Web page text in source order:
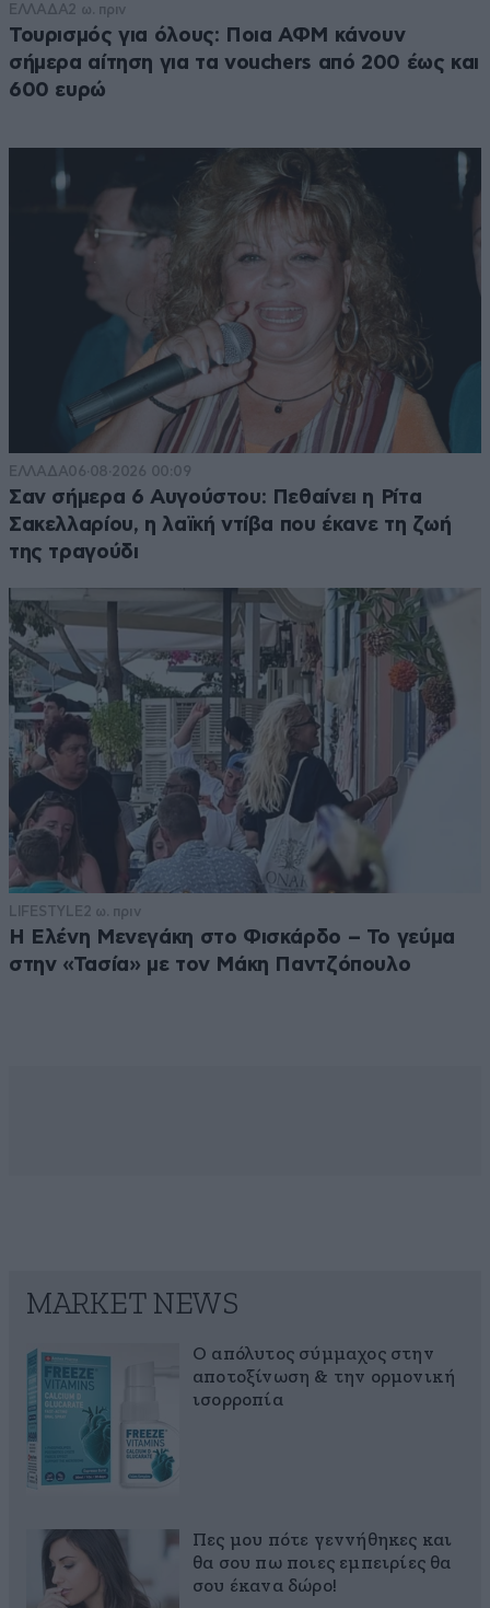
ΕΛΛΑΔΑ2 ω. πριν
Τουρισμός για όλους: Ποια ΑΦΜ κάνουν
σήμερα αίτηση για τα vouchers από 200 έως και
600 ευρώ
ΕΛΛΑΔΑ06·08·2026 00:09
Σαν σήμερα 6 Αυγούστου: Πεθαίνει η Ρίτα
Σακελλαρίου, η λαϊκή ντίβα που έκανε τη ζωή
της τραγούδι
LIFESTYLE 2 ω. πριν
Η Ελένη Μενεγάκη στο Φισκάρδο – Το γεύμα
στην «Τασία» με τον Μάκη Παντζόπουλο
MARKET NEWS
Ο απόλυτος σύμμαχος στην
αποτοξίνωση & την ορμονική
ισορροπία
Πες μου πότε γεννήθηκες και
θα σου πω ποιες εμπειρίες θα
σου έκανα δώρο!